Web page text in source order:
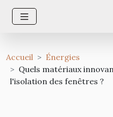
Accueil
Énergies
Quels matériaux
l'isolation des fenêtres ?